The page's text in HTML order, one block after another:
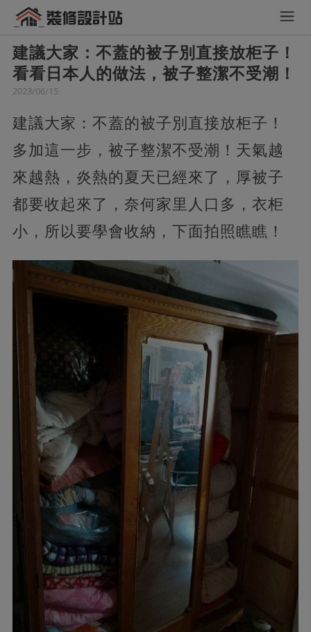
建議大家：不蓋的被子別直接放柜子！
看看日本人的做法，被子整潔不受潮！
2023/06/15
建議大家：不蓋的被子別直接放柜子！
多加這一步，被子整潔不受潮！天氣越
來越熱，炎熱的夏天已經來了，厚被子
都要收起來了，奈何家里人口多，衣柜
小，所以要學會收納，下面拍照瞧瞧！